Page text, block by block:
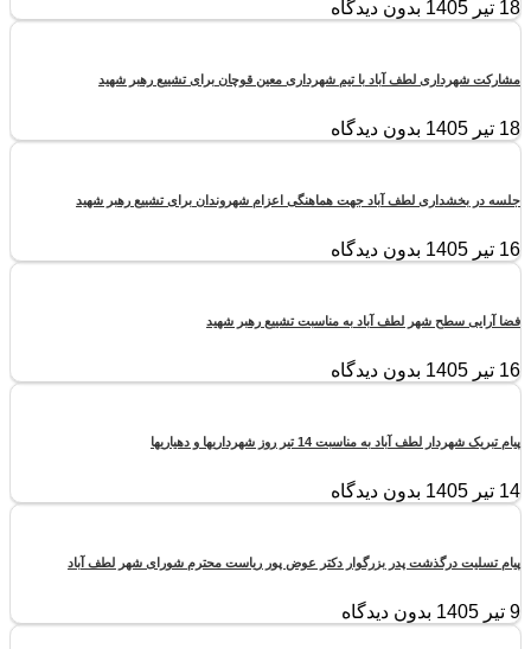
18 تیر 1405 بدون دیدگاه
مشارکت شهرداری لطف آباد با تیم شهرداری معین قوچان برای تشییع رهبر شهید
18 تیر 1405 بدون دیدگاه
جلسه در بخشداری لطف آباد جهت هماهنگی اعزام شهروندان برای تشییع رهبر شهید
16 تیر 1405 بدون دیدگاه
فضا آرایی سطح شهر لطف آباد به مناسبت تشییع رهبر شهید
16 تیر 1405 بدون دیدگاه
پیام تبریک شهردار لطف آباد به مناسبت 14 تیر روز شهرداریها و دهیاریها
14 تیر 1405 بدون دیدگاه
پیام تسلیت درگذشت پدر بزرگوار دکتر عوض پور ریاست محترم شورای شهر لطف آباد
9 تیر 1405 بدون دیدگاه